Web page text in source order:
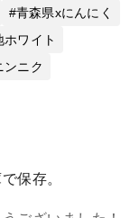
青森県xにんにく
ワイト
ンニク
保存。